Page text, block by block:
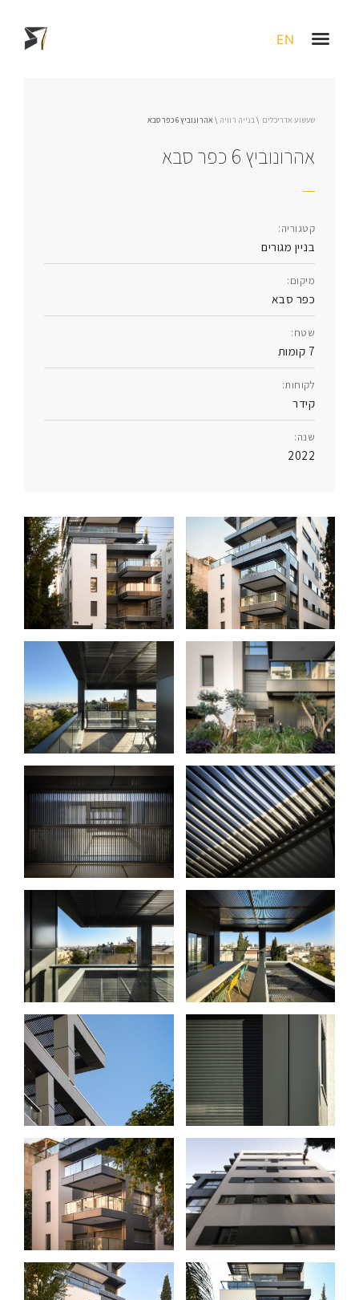
EN
שעשוע אדריכלים \בנייה רוויה \ אהרונוביץ 6 כפר סבא
אהרונוביץ 6 כפר סבא
קטגוריה:
בניין מגורים
מיקום:
כפר סבא
שטח:
7 קומות
לקוחות:
קידר
שנה:
2022